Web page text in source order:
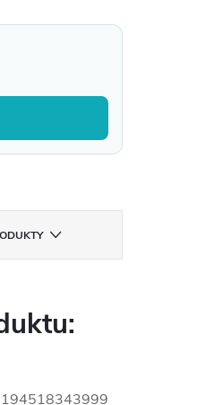
194518343999